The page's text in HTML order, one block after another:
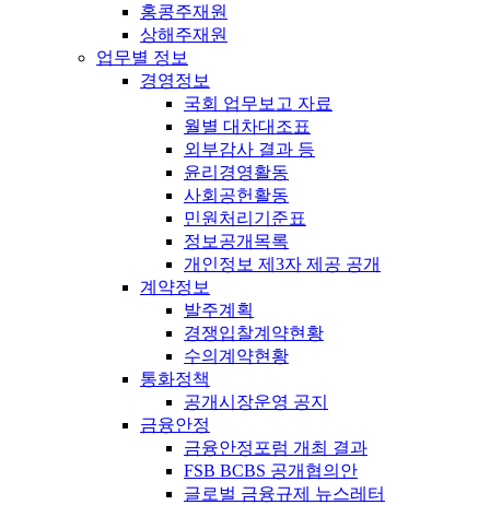
홍콩주재원
상해주재원
업무별 정보
경영정보
국회 업무보고 자료
월별 대차대조표
외부감사 결과 등
윤리경영활동
사회공헌활동
민원처리기준표
정보공개목록
개인정보 제3자 제공 공개
계약정보
발주계획
경쟁입찰계약현황
수의계약현황
통화정책
공개시장운영 공지
금융안정
금융안정포럼 개최 결과
FSB BCBS 공개협의안
글로벌 금융규제 뉴스레터